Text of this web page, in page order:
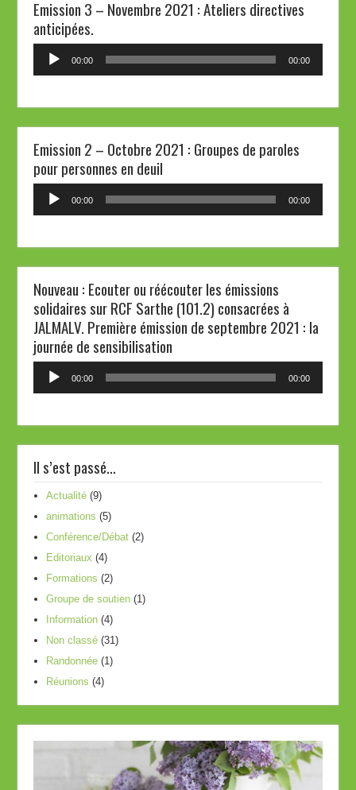
Emission 3 – Novembre 2021 : Ateliers directives
anticipées.
Lecteur
00:00 00:00
Emission 2 – Octobre 2021 : Groupes de paroles
pour personnes en deuil
Lecteur
00:00 00:00
Nouveau : Ecouter ou réécouter les émissions
solidaires sur RCF Sarthe (101.2) consacrées à
JALMALV. Première émission de septembre 2021 : la
journée de sensibilisation
Lecteur
00:00 00:00
Il s’est passé…
Actualité (9)
animations (5)
Conférence/Débat (2)
Editoriaux (4)
Formations (2)
Groupe de soutien (1)
Information (4)
Non classé (31)
Randonnée (1)
Réunions (4)